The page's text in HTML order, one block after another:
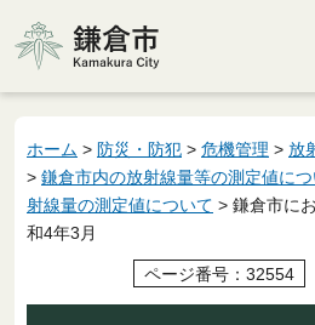
鎌倉市
ホーム > 防災・防犯 > 危機管理 > 放
> 鎌倉市内の放射線量等の測定値に
射線量の測定値について > 鎌倉市に
和4年3月
ページ番号：32554